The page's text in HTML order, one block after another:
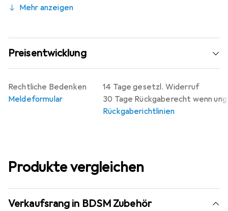
Mehr anzeigen
Preisentwicklung
14 Tage gesetzl. Widerruf
30 Tage Rückgaberecht wenn
Rückgaberichtlinien
Rechtliche Bedenken
Meldeformular
Produkte vergleichen
Verkaufsrang in BDSM Zubehör